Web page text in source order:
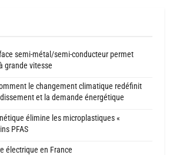
semi-métal/semi-conducteur permet
grande vitesse
le changement climatique redéfinit
et la demande énergétique
élimine les microplastiques «
PFAS
électrique en France